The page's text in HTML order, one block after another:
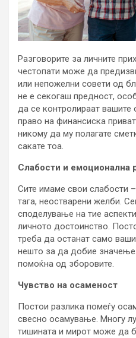
Разговорите за личните
честопати може да
или непожелни совети од
не е секогаш предност,
да се контролираат вашите
право на финансиска
никому да му полагате
сакате тоа.
Слабости и емоционална
Сите имаме свои слабости
тага, неостварени желби.
споделување на тие
личното достоинство.
треба да останат само
нешто за да добие
помоќна од зборовите.
Чувство на осаменост
Постои разлика помеѓу
свесно осамување. Многу
тишината и мирот може да